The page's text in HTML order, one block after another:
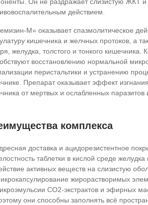
действием.
М» оказывает спазмолитическое
кишечника и желчных протоков, а
желудка, толстого и тонкого кишечника.
восстановлению нормальной
перистальтики и устранению
Препарат оказывает эффект
от мертвых и ослабленных паразитов
комплекса
доставка и ацидорезистентное
таблетки в кислой среде
активных веществ на слизистую
жирорастворимых
СО2-экстрактов и эфирных
они способны заполнять всё